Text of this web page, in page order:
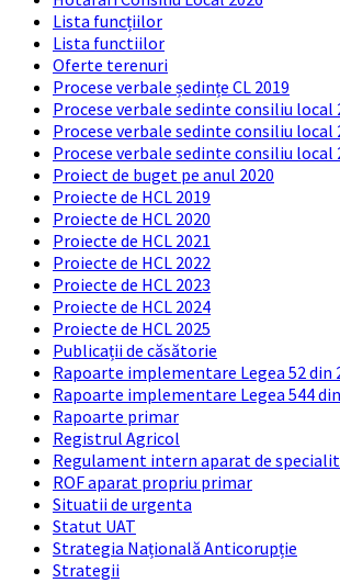
Lista funcțiilor
Lista functiilor
Oferte terenuri
Procese verbale ședințe CL 2019
Procese verbale sedinte consiliu local
Procese verbale sedinte consiliu local
Procese verbale sedinte consiliu local
Proiect de buget pe anul 2020
Proiecte de HCL 2019
Proiecte de HCL 2020
Proiecte de HCL 2021
Proiecte de HCL 2022
Proiecte de HCL 2023
Proiecte de HCL 2024
Proiecte de HCL 2025
Publicații de căsătorie
Rapoarte implementare Legea 52 din
Rapoarte implementare Legea 544
Rapoarte primar
Registrul Agricol
Regulament intern aparat de
ROF aparat propriu primar
Situatii de urgenta
Statut UAT
Strategia Națională Anticorupție
Strategii